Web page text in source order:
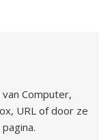
Computer,
URL of door ze